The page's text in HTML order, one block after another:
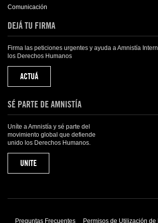
Comunicación
DEJÁ TU FIRMA
Firma las peticiones urgentes y ayuda a Amnistía
los Derechos Humanos
ACTUÁ
SÉ PARTE DE AMNISTÍA
Uníte a Amnistía y sé parte del
movimiento global que defiende
unido los Derechos Humanos.
UNITE
Preguntas Frecuentes Permisos de Utilización de